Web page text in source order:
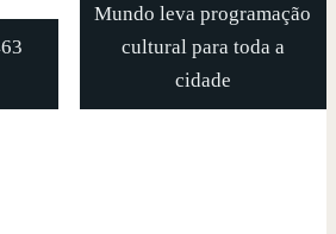
Mundo leva programação
cultural para toda a
cidade